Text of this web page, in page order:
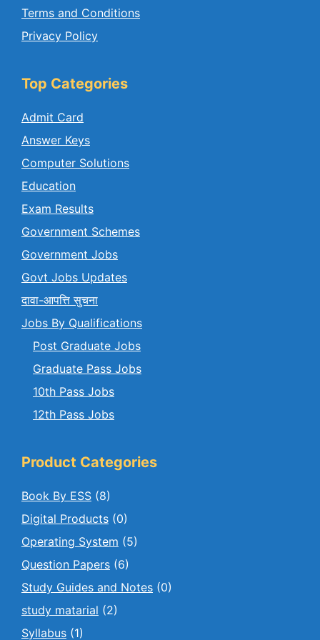
Terms and Conditions
Privacy Policy
Top Categories
Admit Card
Answer Keys
Computer Solutions
Education
Exam Results
Government Schemes
Government Jobs
Govt Jobs Updates
दावा-आपत्ति सुचना
Jobs By Qualifications
Post Graduate Jobs
Graduate Pass Jobs
10th Pass Jobs
12th Pass Jobs
Product Categories
Book By ESS (8)
Digital Products (0)
Operating System (5)
Question Papers (6)
Study Guides and Notes (0)
study matarial (2)
Syllabus (1)